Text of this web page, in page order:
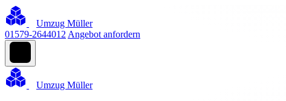
Umzug Müller
01579-2644012 Angebot anfordern
Umzug Müller